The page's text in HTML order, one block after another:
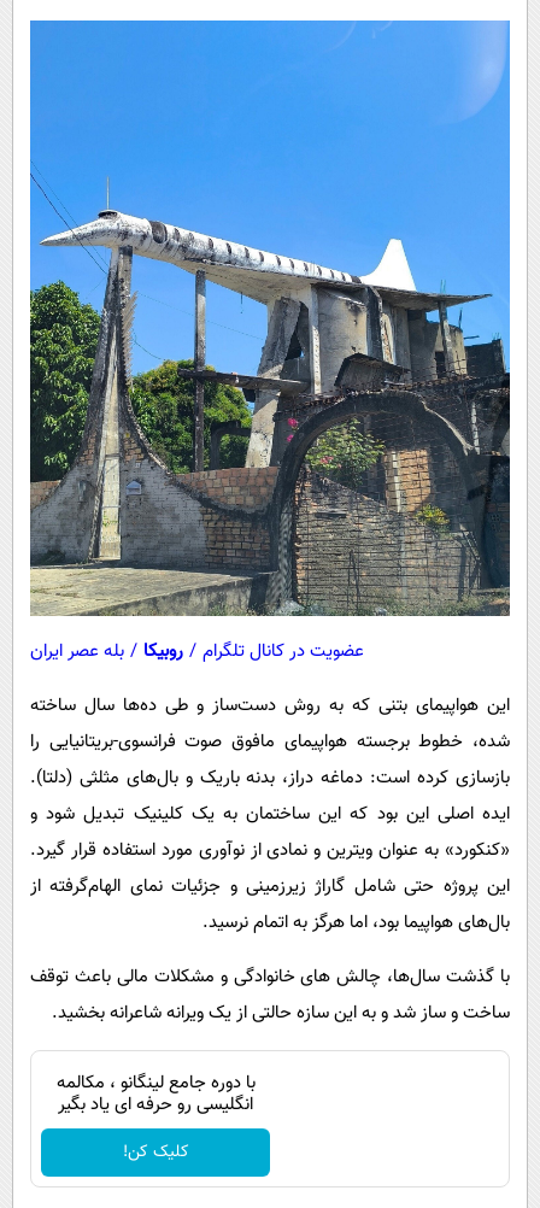
سلامت
سیاست خارجی
عضویت در کانال تلگرام / روبیکا / بله عصر ایران
این هواپیمای بتنی که به روش دست‌ساز و طی ده‌ها سال ساخته
شده، خطوط برجسته هواپیمای مافوق صوت فرانسوی-بریتانیایی را
بازسازی کرده است: دماغه دراز، بدنه باریک و بال‌های مثلثی (دلتا).
ایده اصلی این بود که این ساختمان به یک کلینیک تبدیل شود و
«کنکورد» به عنوان ویترین و نمادی از نوآوری مورد استفاده قرار گیرد.
این پروژه حتی شامل گاراژ زیرزمینی و جزئیات نمای الهام‌گرفته از
بال‌های هواپیما بود، اما هرگز به اتمام نرسید.
با گذشت سال‌ها، چالش های خانوادگی و مشکلات مالی باعث توقف
ساخت و ساز شد و به این سازه حالتی از یک ویرانه شاعرانه بخشید.
با دوره جامع لینگانو ، مکالمه
انگلیسی رو حرفه ای یاد بگیر
کلیک کن!